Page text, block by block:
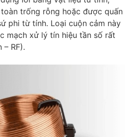
trống rỗng hoặc được quấn
phi từ tính. Loại cuộn cảm này
mạch xử lý tín hiệu tần số rất
RF).